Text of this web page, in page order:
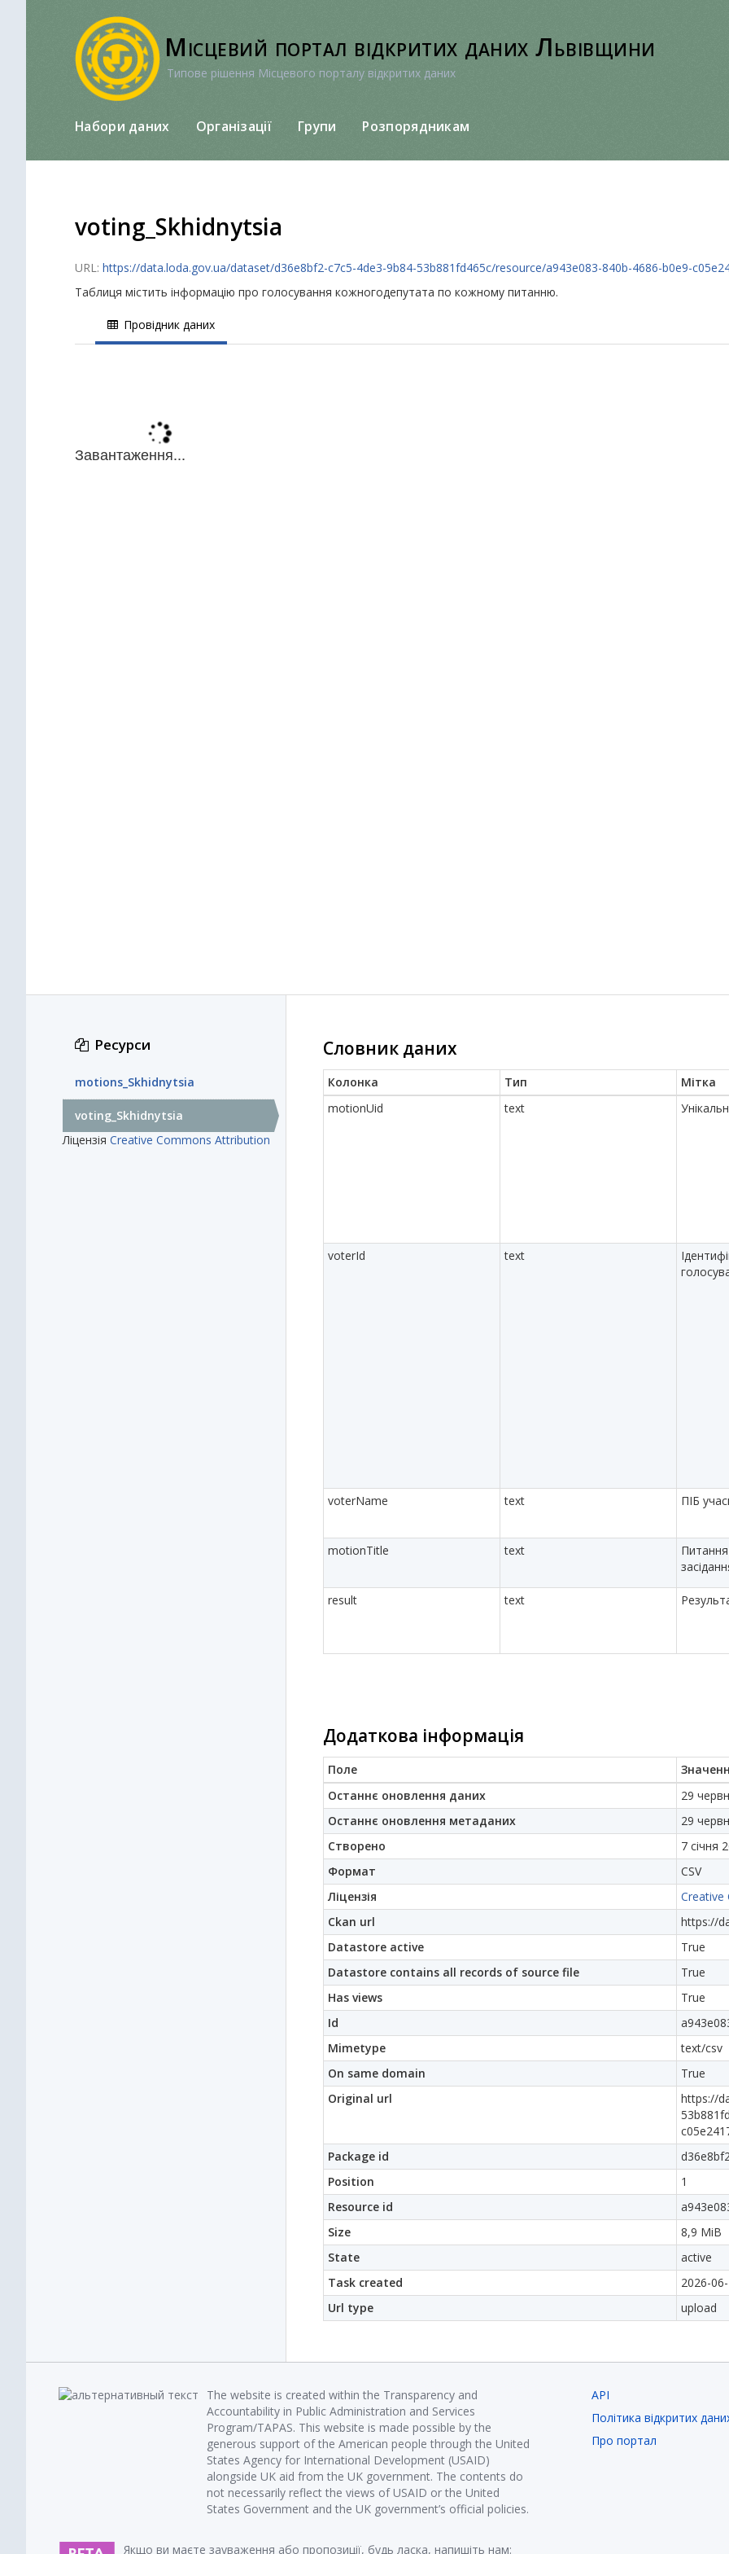
Місцевий портал відкритих даних Львівщини
Типове рішення Місцевого порталу відкритих даних
Набори даних Організації Групи Розпорядникам
voting_Skhidnytsia
URL: https://data.loda.gov.ua/dataset/d36e8bf2-c7c5-4de3-9b84-53b881fd465c/resource/a943e083-840b-4686-b0e9-
Таблиця містить інформацію про голосування кожногодепутата по кожному питанню.
Провідник даних
Ресурси
motions_Skhidnytsia
voting_Skhidnytsia
Ліцензія Creative Commons Attribution
Словник даних
Колонка Тип
Мітка
motionUid
text
voterId text
voterName text ПІБ
motionTitle text
result text
Додаткова інформація
Поле
Останнє оновлення даних
29
Останнє оновлення метаданих
29
Створено
7 січня
Формат
CSV
Ліцензія
Ckan url
https://
Datastore active
True
Datastore contains all records of source file
True
Has views
True
Id
Mimetype
text/csv
On same domain
True
Original url
https://
Package id
Position
1
Resource id
Size
8,9 MiB
State
active
Task created
2026-
Url type
upload
The website is created within the Transparency and
Accountability in Public Administration and Services
Program/TAPAS. This website is made possible by the
generous support of the American people through the United
States Agency for International Development (USAID)
alongside UK aid from the UK government. The contents do
not necessarily reflect the views of USAID or the United
States Government and the UK government’s official policies.
Якщо ви маєте зауваження або пропозиції, будь ласка, напишіть нам:
API
Політика відкритих
Про портал